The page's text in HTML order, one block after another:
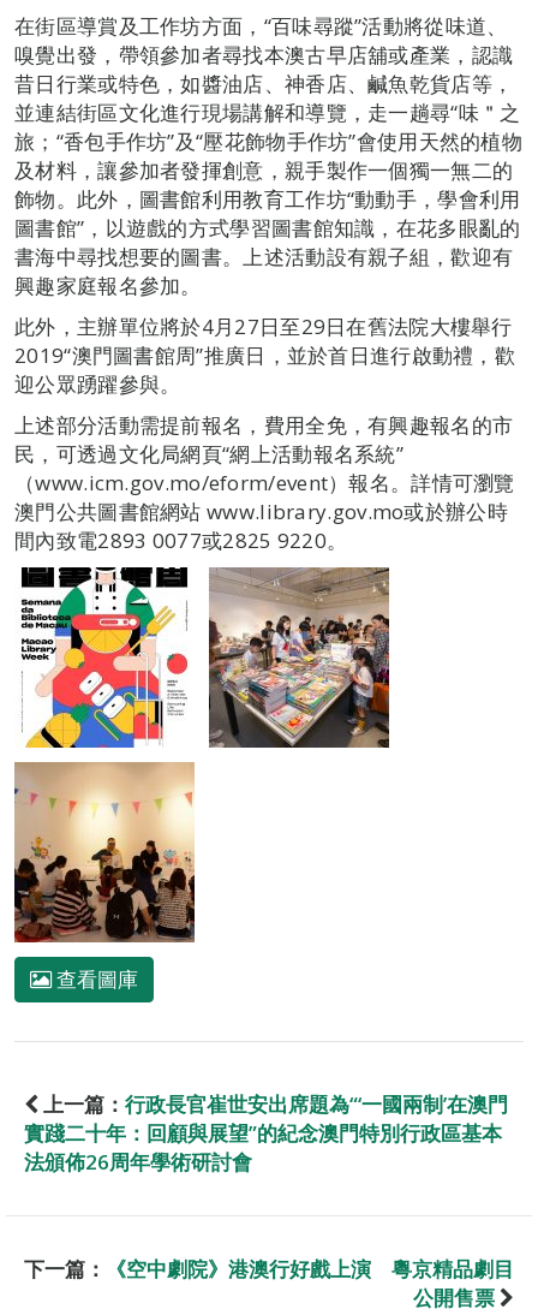
在街區導賞及工作坊方面，“百味尋蹤”活動將從味道、
嗅覺出發，帶領參加者尋找本澳古早店舖或產業，認識
昔日行業或特色，如醬油店、神香店、鹹魚乾貨店等，
並連結街區文化進行現場講解和導覽，走一趟尋“味＂之
旅；“香包手作坊”及“壓花飾物手作坊”會使用天然的植物
及材料，讓參加者發揮創意，親手製作一個獨一無二的
飾物。此外，圖書館利用教育工作坊“動動手，學會利用
圖書館”，以遊戲的方式學習圖書館知識，在花多眼亂的
書海中尋找想要的圖書。上述活動設有親子組，歡迎有
興趣家庭報名參加。
此外，主辦單位將於4月27日至29日在舊法院大樓舉行
2019“澳門圖書館周”推廣日，並於首日進行啟動禮，歡
迎公眾踴躍參與。
上述部分活動需提前報名，費用全免，有興趣報名的市
民，可透過文化局網頁“網上活動報名系統”
（www.icm.gov.mo/eform/event）報名。詳情可瀏覽
澳門公共圖書館網站 www.library.gov.mo或於辦公時
間內致電2893 0077或2825 9220。
查看圖庫
上一篇： 行政長官崔世安出席題為“‘一國兩制’在澳門
實踐二十年：回顧與展望”的紀念澳門特別行政區基本
法頒佈26周年學術研討會
下一篇：
《空中劇院》港澳行好戲上演 粵京精品劇目
公開售票